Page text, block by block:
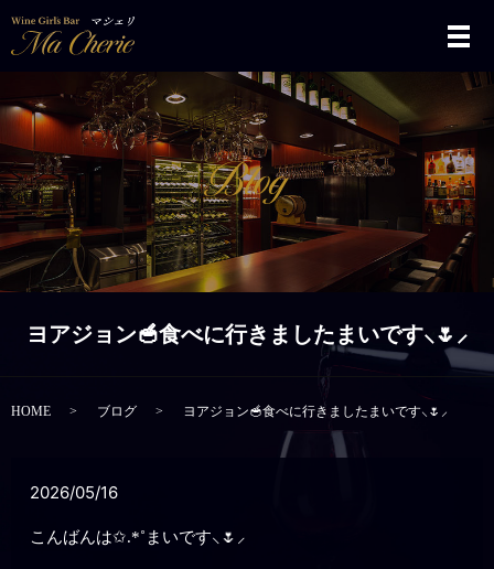
メ
ヨアジョン🥣食べに行きましたまいです⸜🌷︎⸝‍
HOME ブログ ヨアジョン🥣食べに行きましたまいです⸜🌷︎⸝‍
2026/05/16
こんばんは✩.*˚まいです⸜🌷⸝‍